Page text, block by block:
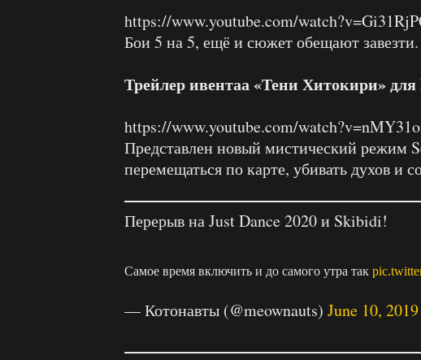
https://www.youtube.com/
Бои 5 на 5, ещё и сюжет обещают
Трейлер ивентаа «Тени Хитокири»
https://www.youtube.com/
Представлен новый мистический режим
перемещаться по карте, убивать духов и
Перерыв на Just Dance 2020 и Skibidi!
Самое время включить и до самого утра так
— Котонавты (@meownauts) June 10, 2019